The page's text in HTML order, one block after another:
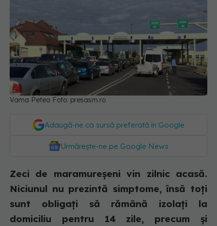
Vama Petea Foto: presasm.ro
Adaugă-ne ca sursă preferată în Google
Urmărește-ne pe Google News
Zeci de maramureșeni vin zilnic acasă.
Niciunul nu prezintă simptome, însă toți
sunt obligați să rămână izolați la
domiciliu pentru 14 zile, precum și